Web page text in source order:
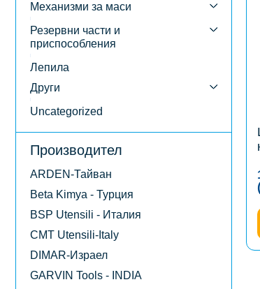
Механизми за маси
Резервни части и
приспособления
Лепила
Други
Uncategorized
Производител
ARDEN-Тайван
Beta Kimya - Турция
BSP Utensili - Италия
CMT Utensili-Italy
DIMAR-Израел
GARVIN Tools - INDIA